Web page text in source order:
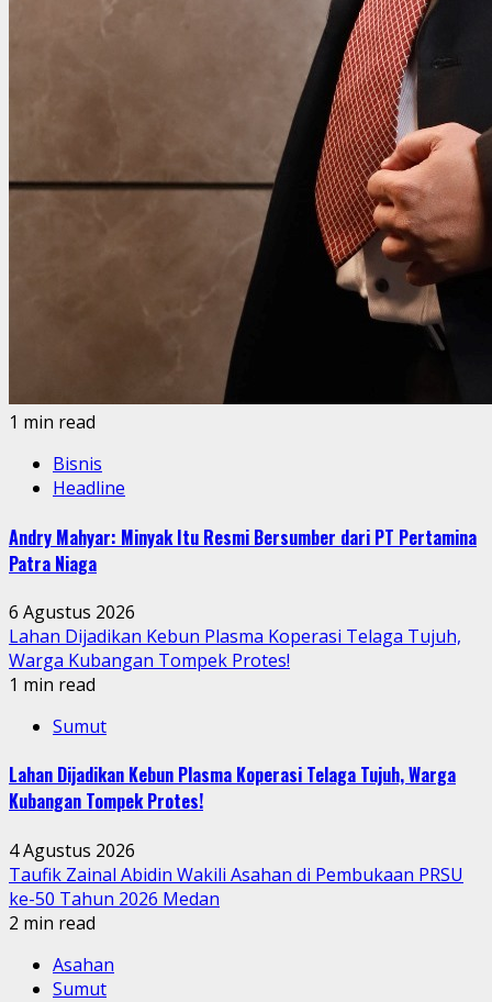
1 min read
Bisnis
Headline
Andry Mahyar: Minyak Itu Resmi Bersumber dari PT Pertamina
Patra Niaga
6 Agustus 2026
Lahan Dijadikan Kebun Plasma Koperasi Telaga Tujuh,
Warga Kubangan Tompek Protes!
1 min read
Sumut
Lahan Dijadikan Kebun Plasma Koperasi Telaga Tujuh, Warga
Kubangan Tompek Protes!
4 Agustus 2026
Taufik Zainal Abidin Wakili Asahan di Pembukaan PRSU
ke-50 Tahun 2026 Medan
2 min read
Asahan
Sumut